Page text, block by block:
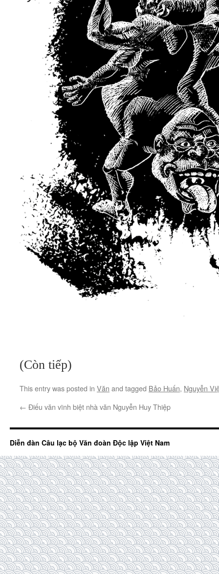
(Còn tiếp)
This entry was posted in Văn and tagged Bảo Huấn, Nguyễn
← Điếu văn vĩnh biệt nhà văn Nguyễn Huy Thiệp
Diễn đàn Câu lạc bộ Văn đoàn Độc lập Việt Nam